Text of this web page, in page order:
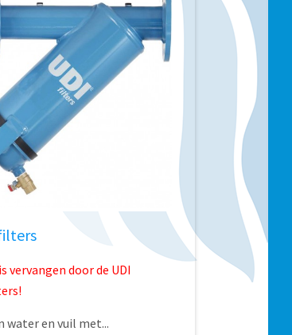
vervangen door de UDI
water en vuil met...